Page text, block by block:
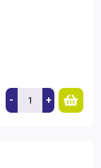
- +